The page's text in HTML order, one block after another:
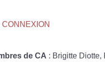
CONNEXION
de CA : Brigitte Diotte,